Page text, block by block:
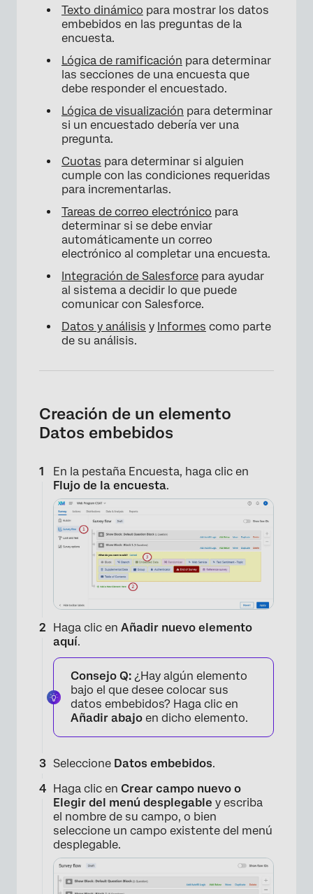
Texto dinámico para mostrar los datos
embebidos en las preguntas de la
encuesta.
Lógica de ramificación para determinar
las secciones de una encuesta que
debe responder el encuestado.
Lógica de visualización para determinar
si un encuestado debería ver una
pregunta.
Cuotas para determinar si alguien
cumple con las condiciones requeridas
para incrementarlas.
Tareas de correo electrónico para
determinar si se debe enviar
automáticamente un correo
electrónico al completar una encuesta.
Integración de Salesforce para ayudar
al sistema a decidir lo que puede
comunicar con Salesforce.
Datos y análisis y Informes como parte
de su análisis.
Creación de un elemento
Datos embebidos
En la pestaña Encuesta, haga clic en
Flujo de la encuesta.
Haga clic en Añadir nuevo elemento
aquí.
Consejo Q: ¿Hay algún elemento
bajo el que desee colocar sus
datos embebidos? Haga clic en
Añadir abajo en dicho elemento.
Seleccione Datos embebidos.
Haga clic en Crear campo nuevo o
Elegir del menú desplegable y escriba
el nombre de su campo, o bien
seleccione un campo existente del menú
desplegable.